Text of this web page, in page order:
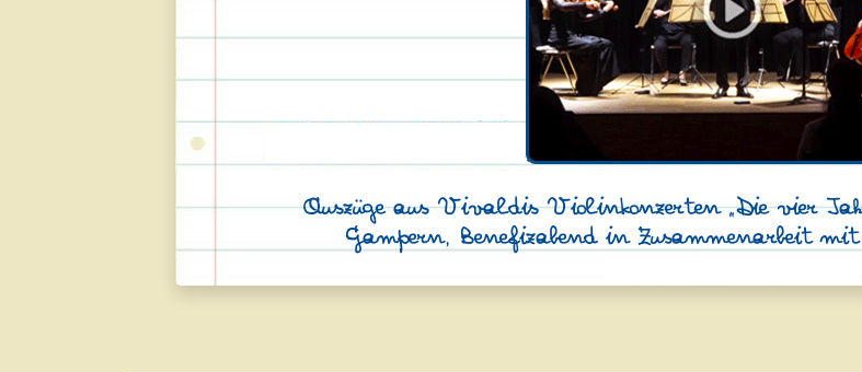
Auszüge aus Vivaldis Violinkonzerten „Die vier
Gampern, Benefizabend in Zusammenarbeit